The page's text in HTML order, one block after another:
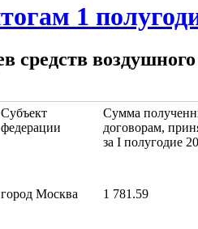
1
средств
Субъект
федерации
Сумма
договорам,
за I полугодие
город Москва 1 781.59